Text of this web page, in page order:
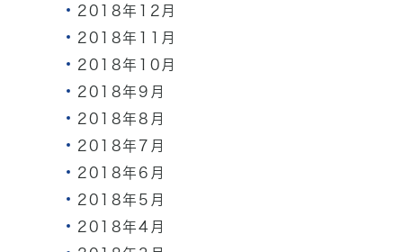
2018年12月
2018年11月
2018年10月
2018年9月
2018年8月
2018年7月
2018年6月
2018年5月
2018年4月